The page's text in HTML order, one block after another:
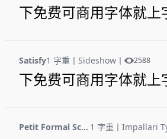
下免费可商用字体就
Satisfy1 字重 丨 Sideshow 丨 2588
下免费可商用字体就
Petit Formal Script 1 字重 丨 Impallari